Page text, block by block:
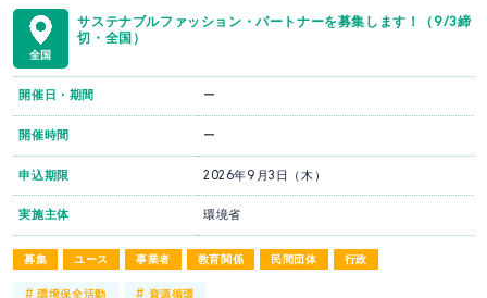
全国
サステナブルファッション・パートナーを募集します！（9/3締
切・全国）
募集 ユース 事業者 教育関係 民間団体 行政
開催日・期間 ー
開催時間 ー
申込期限 2026年9月3日（木）
実施主体 環境省
#環境保全活動 # 資源循環